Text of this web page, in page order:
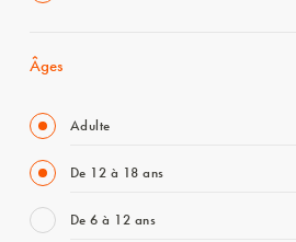
Âges
Adulte
De 12 à 18 ans
De 6 à 12 ans